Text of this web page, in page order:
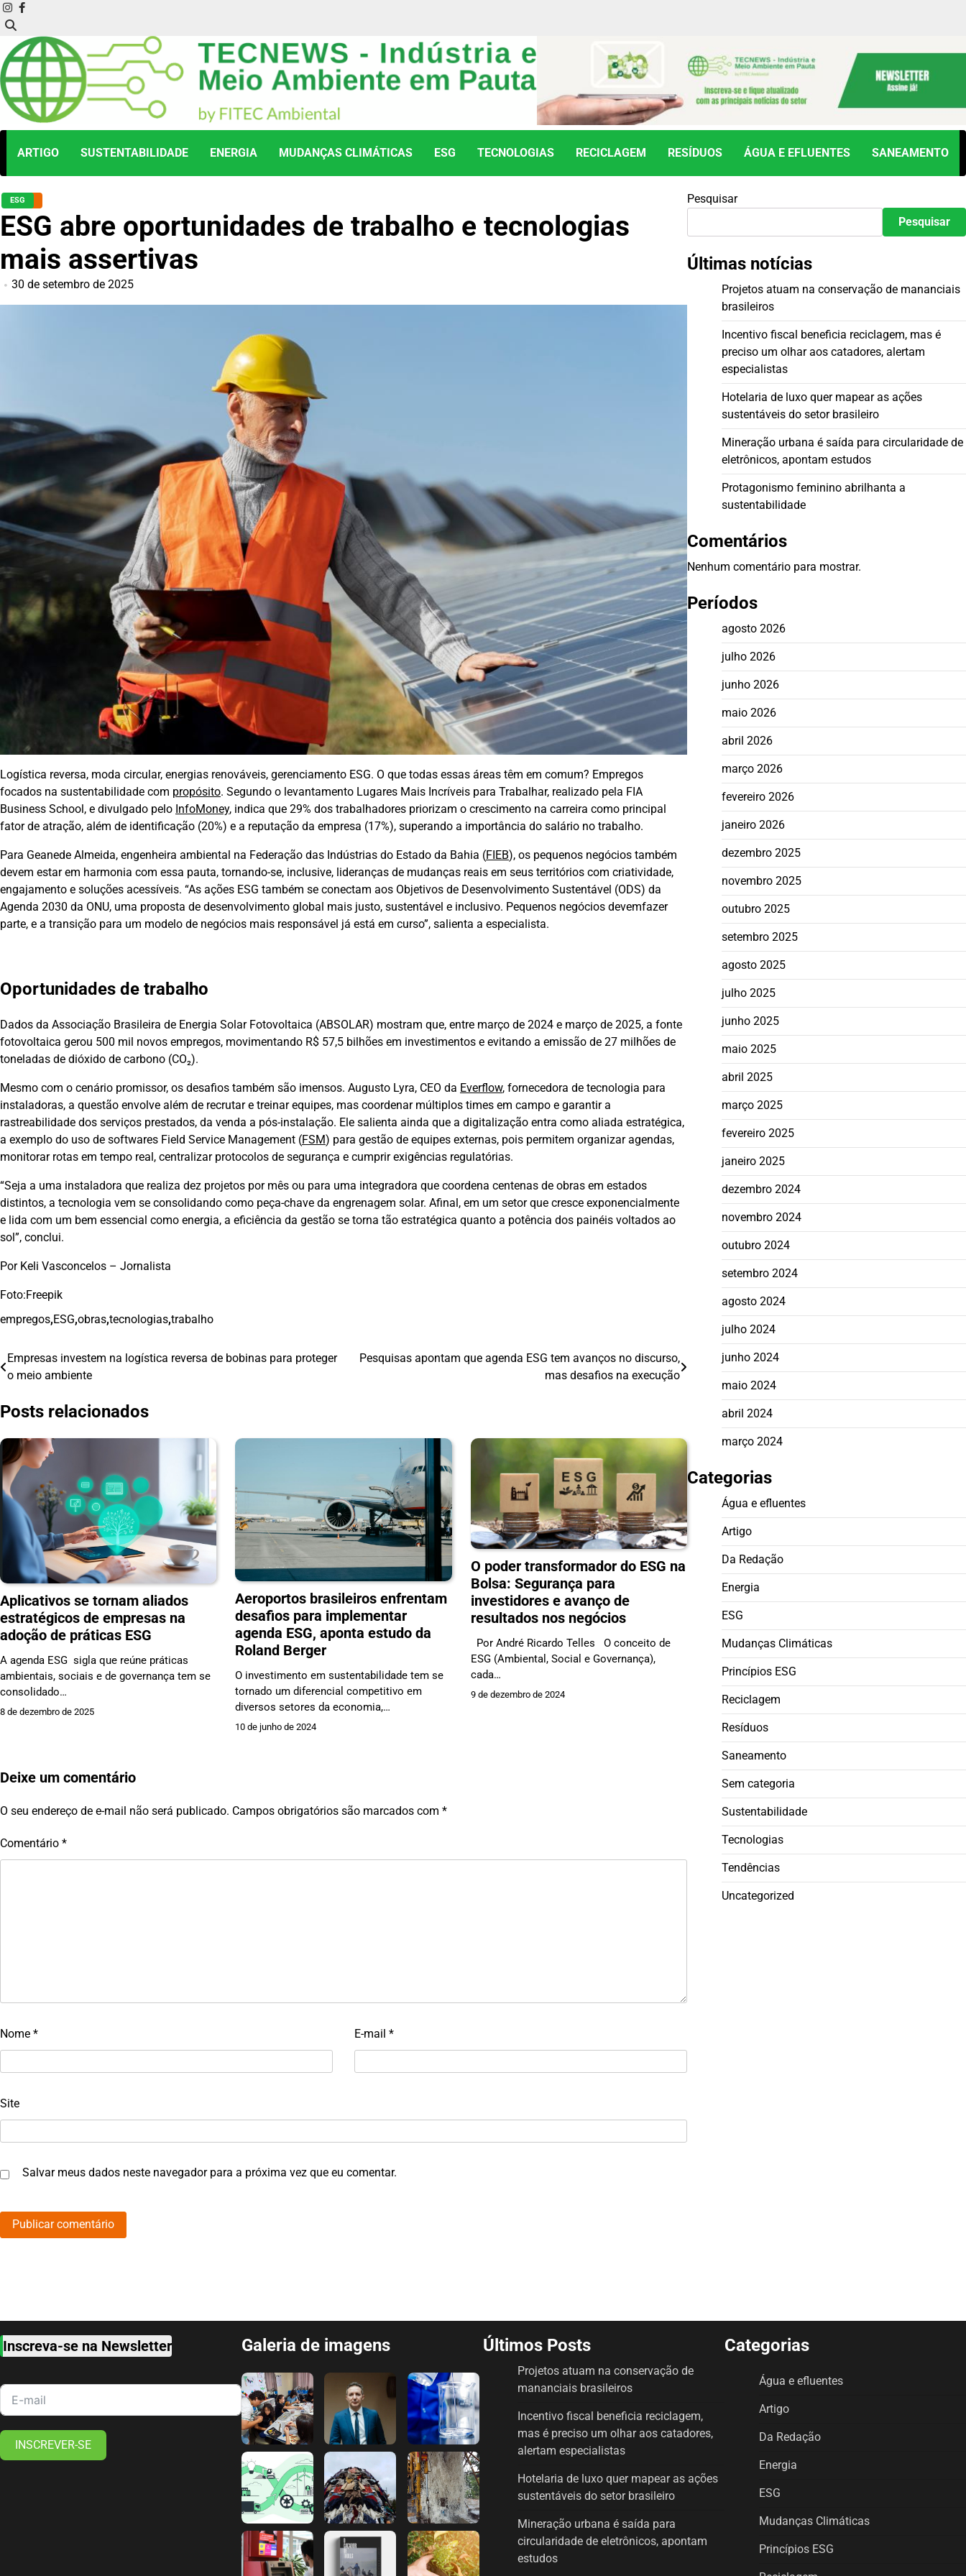
Skip
to
content
instagram
facebook
ARTIGO SUSTENTABILIDADE ENERGIA MUDANÇAS CLIMÁTICAS ESG TECNOLOGIAS RECICLAGEM RESÍDUOS ÁGUA E EFLUENTES SANEAMENTO
ESG
ESG abre oportunidades de trabalho e tecnologias
mais assertivas
30 de setembro de 2025
Logística reversa, moda circular, energias renováveis, gerenciamento ESG. O que todas essas áreas têm em comum? Empregos
focados na sustentabilidade com propósito. Segundo o levantamento Lugares Mais Incríveis para Trabalhar, realizado pela FIA
Business School, e divulgado pelo InfoMoney, indica que 29% dos trabalhadores priorizam o crescimento na carreira como principal
fator de atração, além de identificação (20%) e a reputação da empresa (17%), superando a importância do salário no trabalho.
Para Geanede Almeida, engenheira ambiental na Federação das Indústrias do Estado da Bahia (FIEB), os pequenos negócios também
devem estar em harmonia com essa pauta, tornando-se, inclusive, lideranças de mudanças reais em seus territórios com criatividade,
engajamento e soluções acessíveis. “As ações ESG também se conectam aos Objetivos de Desenvolvimento Sustentável (ODS) da
Agenda 2030 da ONU, uma proposta de desenvolvimento global mais justo, sustentável e inclusivo. Pequenos negócios devemfazer
parte, e a transição para um modelo de negócios mais responsável já está em curso”, salienta a especialista.
Oportunidades de trabalho
Dados da Associação Brasileira de Energia Solar Fotovoltaica (ABSOLAR) mostram que, entre março de 2024 e março de 2025, a fonte
fotovoltaica gerou 500 mil novos empregos, movimentando R$ 57,5 bilhões em investimentos e evitando a emissão de 27 milhões de
toneladas de dióxido de carbono (CO₂).
Mesmo com o cenário promissor, os desafios também são imensos. Augusto Lyra, CEO da Everflow, fornecedora de tecnologia para
instaladoras, a questão envolve além de recrutar e treinar equipes, mas coordenar múltiplos times em campo e garantir a
rastreabilidade dos serviços prestados, da venda a pós-instalação. Ele salienta ainda que a digitalização entra como aliada estratégica,
a exemplo do uso de softwares Field Service Management (FSM) para gestão de equipes externas, pois permitem organizar agendas,
monitorar rotas em tempo real, centralizar protocolos de segurança e cumprir exigências regulatórias.
“Seja a uma instaladora que realiza dez projetos por mês ou para uma integradora que coordena centenas de obras em estados
distintos, a tecnologia vem se consolidando como peça-chave da engrenagem solar. Afinal, em um setor que cresce exponencialmente
e lida com um bem essencial como energia, a eficiência da gestão se torna tão estratégica quanto a potência dos painéis voltados ao
sol”, conclui.
Por Keli Vasconcelos – Jornalista
Foto:Freepik
empregos,ESG,obras,tecnologias,trabalho
Navegação
Post
Empresas investem na logística reversa de bobinas para proteger
o meio ambiente
Pesquisas apontam que agenda ESG tem avanços no discurso,
mas desafios na execução
Posts relacionados
Aplicativos se tornam aliados
estratégicos de empresas na
adoção de práticas ESG
A agenda ESG sigla que reúne práticas
ambientais, sociais e de governança tem se
consolidado…
8 de dezembro de 2025
Aeroportos brasileiros enfrentam
desafios para implementar
agenda ESG, aponta estudo da
Roland Berger
O investimento em sustentabilidade tem se
tornado um diferencial competitivo em
diversos setores da economia,…
10 de junho de 2024
O poder transformador do ESG na
Bolsa: Segurança para
investidores e avanço de
resultados nos negócios
Por André Ricardo Telles O conceito de
ESG (Ambiental, Social e Governança),
cada…
9 de dezembro de 2024
Deixe um comentário
O seu endereço de e-mail não será publicado. Campos obrigatórios são marcados com *
Comentário *
Nome * E-mail *
Site
Salvar meus dados neste navegador para a próxima vez que eu comentar.
Pesquisar
Pesquisar
Últimas notícias
Projetos atuam na conservação de mananciais
brasileiros
Incentivo fiscal beneficia reciclagem, mas é
preciso um olhar aos catadores, alertam
especialistas
Hotelaria de luxo quer mapear as ações
sustentáveis do setor brasileiro
Mineração urbana é saída para circularidade de
eletrônicos, apontam estudos
Protagonismo feminino abrilhanta a
sustentabilidade
Comentários
Nenhum comentário para mostrar.
Períodos
agosto 2026
julho 2026
junho 2026
maio 2026
abril 2026
março 2026
fevereiro 2026
janeiro 2026
dezembro 2025
novembro 2025
outubro 2025
setembro 2025
agosto 2025
julho 2025
junho 2025
maio 2025
abril 2025
março 2025
fevereiro 2025
janeiro 2025
dezembro 2024
novembro 2024
outubro 2024
setembro 2024
agosto 2024
julho 2024
junho 2024
maio 2024
abril 2024
março 2024
Categorias
Água e efluentes
Artigo
Da Redação
Energia
ESG
Mudanças Climáticas
Princípios ESG
Reciclagem
Resíduos
Saneamento
Sem categoria
Sustentabilidade
Tecnologias
Tendências
Uncategorized
Inscreva-se na Newsletter
INSCREVER-SE
Galeria de imagens Últimos Posts
Projetos atuam na conservação de
mananciais brasileiros
Incentivo fiscal beneficia reciclagem,
mas é preciso um olhar aos catadores,
alertam especialistas
Hotelaria de luxo quer mapear as ações
sustentáveis do setor brasileiro
Mineração urbana é saída para
circularidade de eletrônicos, apontam
estudos
Categorias
Água e efluentes
Artigo
Da Redação
Energia
ESG
Mudanças Climáticas
Princípios ESG